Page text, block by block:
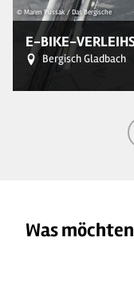
© Maren Pussak / Das Bergische
E-BIKE-
Bergisch Gladbach
Was